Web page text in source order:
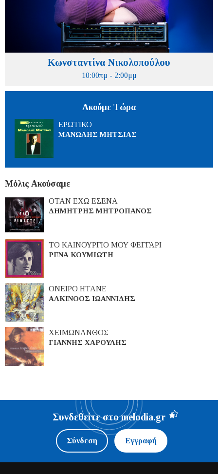
Κωνσταντίνα Νικολοπούλου
10:00πμ - 2:00μμ
Ακούμε Τώρα
ΕΡΩΤΙΚΟ
ΜΑΝΩΛΗΣ ΜΗΤΣΙΑΣ
Μόλις Ακούσαμε
ΟΤΑΝ ΕΧΩ ΕΣΕΝΑ
ΔΗΜΗΤΡΗΣ ΜΗΤΡΟΠΑΝΟΣ
ΤΟ ΚΑΙΝΟΥΡΓΙΟ ΜΟΥ ΦΕΓΓΑΡΙ
ΡΕΝΑ ΚΟΥΜΙΩΤΗ
ΟΝΕΙΡΟ ΗΤΑΝΕ
ΑΛΚΙΝΟΟΣ ΙΩΑΝΝΙΔΗΣ
ΧΕΙΜΩΝΑΝΘΟΣ
ΓΙΑΝΝΗΣ ΧΑΡΟΥΛΗΣ
Συνδεθείτε στο melodia.gr
Σύνδεση Εγγραφή